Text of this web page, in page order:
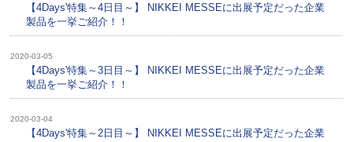
【4Days'特集～4日目～】 NIKKEI MESSEに出展予定だった企業
製品を一挙ご紹介！！
2020-03-05
【4Days'特集～3日目～】 NIKKEI MESSEに出展予定だった企業
製品を一挙ご紹介！！
2020-03-04
【4Days'特集～2日目～】 NIKKEI MESSEに出展予定だった企業